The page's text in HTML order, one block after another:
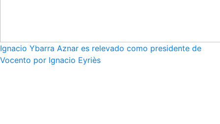
Ignacio Ybarra Aznar es relevado como presidente de
Vocento por Ignacio Eyriès